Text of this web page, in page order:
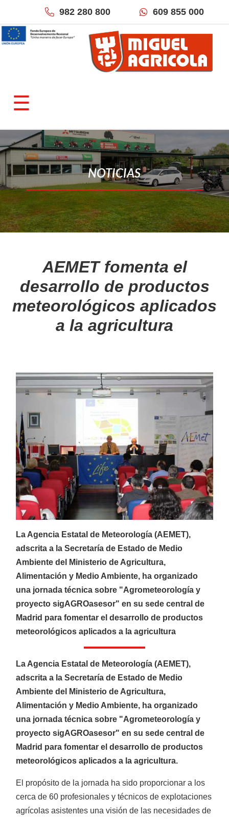
982 280 800 609 855 000
☰
×
QUIÉNES SOMOS
Empresa
Localización & Contacto
TIENDAS ONLINE
Miguel Agrícola
Inforecambios
Noticias
Consejos
Videos
Galería de imágenes
MARCAS
Nuestras marcas
CATÁLOGOS
Ofertas
Productos
AGRÍCOLA Ver más
Minitractores
NOTICIAS
AEMET fomenta el
desarrollo de productos
meteorológicos aplicados
a la agricultura
La Agencia Estatal de Meteorología (AEMET),
adscrita a la Secretaría de Estado de Medio
Ambiente del Ministerio de Agricultura,
Alimentación y Medio Ambiente, ha organizado
una jornada técnica sobre "Agrometeorología y
proyecto sigAGROasesor" en su sede central de
Madrid para fomentar el desarrollo de productos
meteorológicos aplicados a la agricultura
La Agencia Estatal de Meteorología (AEMET),
adscrita a la Secretaría de Estado de Medio
Ambiente del Ministerio de Agricultura,
Alimentación y Medio Ambiente, ha organizado
una jornada técnica sobre "Agrometeorología y
proyecto sigAGROasesor" en su sede central de
Madrid para fomentar el desarrollo de productos
meteorológicos aplicados a la agricultura.
El propósito de la jornada ha sido proporcionar a los
cerca de 60 profesionales y técnicos de explotaciones
agrícolas asistentes una visión de las necesidades de